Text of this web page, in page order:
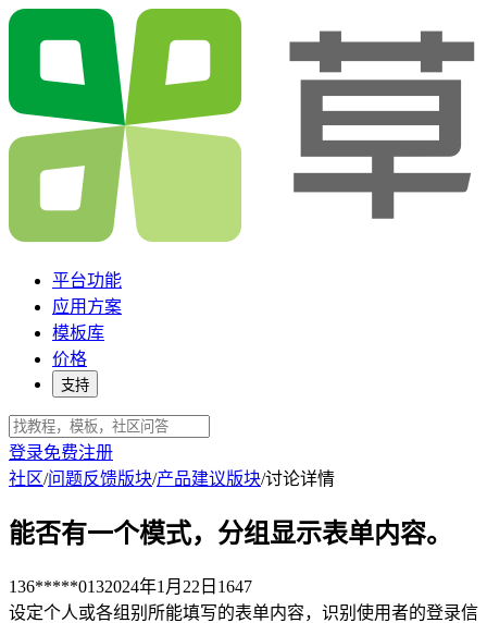
平台功能
应用方案
模板库
价格
支持
登录免费注册
社区/问题反馈版块/产品建议版块/讨论详情
能否有一个模式，分组显示表单内容。
136*****0132024年1月22日 1647
设定个人或各组别所能填写的表单内容，识别使用者的登录信